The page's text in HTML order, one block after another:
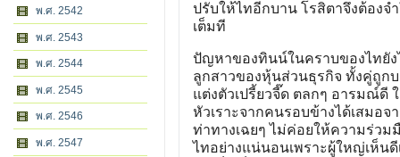
พ.ศ. 2542
พ.ศ. 2543
พ.ศ. 2544
พ.ศ. 2545
พ.ศ. 2546
พ.ศ. 2547
ปรับให้ไทอีกบาน โรสิตาจึงต้อง
เต็มที
ปัญหาของทินน์ในคราบของไทยั
ลูกสาวของหุ้นส่วนธุรกิจ ทั้งคู่ถูก
แต่งตัวเปรี้ยวจี๊ด ตลกๆ อารมณ์ดี
หัวเราะจากคนรอบข้างได้เสมอ
ท่าทางเฉยๆ ไม่ค่อยให้ความร่วม
ไทอย่างแน่นอนเพราะผู้ใหญ่เห็น